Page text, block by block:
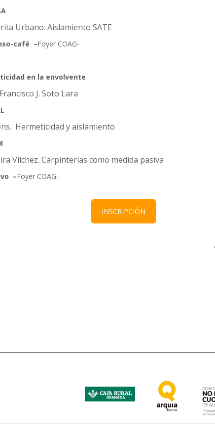
Urbano. Aislamiento SATE
café –Foyer COAG-
en la envolvente
J. Soto Lara
Hermeticidad y aislamiento
Vilchez. Carpinterías como medida pasiva
–Foyer COAG-
INSCRIPCIÓN